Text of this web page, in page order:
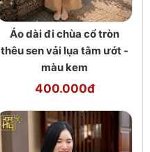
Áo dài đi chùa cổ tròn
thêu sen vải lụa tằm ướt -
màu kem
400.000đ